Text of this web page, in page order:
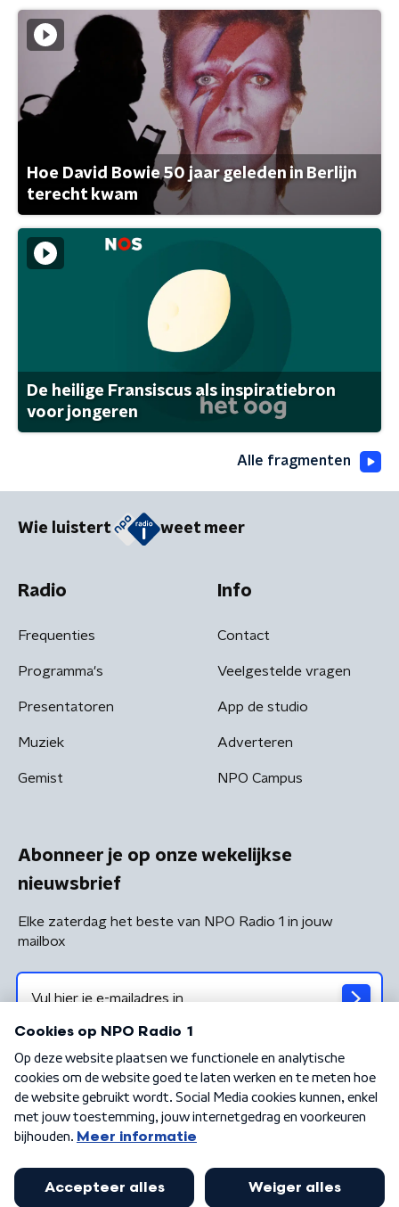
Hoe David Bowie 50 jaar geleden in Berlijn
terecht kwam
De heilige Fransiscus als inspiratiebron
voor jongeren
Alle fragmenten
Wie luistert weet meer
Radio
Frequenties
Programma's
Presentatoren
Muziek
Gemist
Info
Contact
Veelgestelde vragen
App de studio
Adverteren
NPO Campus
Abonneer je op onze wekelijkse
nieuwsbrief
Elke zaterdag het beste van NPO Radio 1 in jouw
mailbox
Algemene voorwaarden